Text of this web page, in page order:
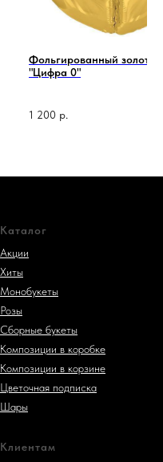
Фольгированный
"Цифра 0"
1 200 р.
Каталог
Акции
Хиты
Монобукеты
Розы
Сборные букеты
Композиции в коробке
Композиции в корзине
Цветочная подписка
Шары
Клиентам